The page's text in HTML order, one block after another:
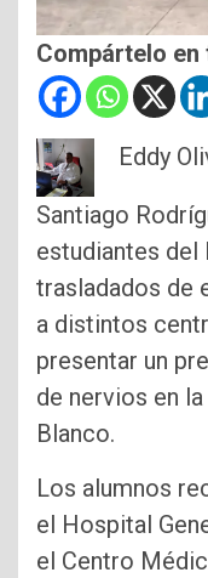
Compártelo en
Eddy
Santiago
estudiantes
trasladados de
a distintos
presentar un
de nervios en
Blanco.
Los alumnos
el Hospital
el Centro